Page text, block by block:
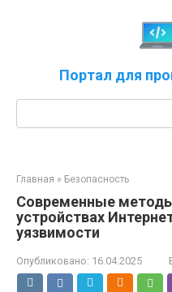
Портал для
Главная » Безопасность
Современные
устройствах
уязвимости
Опубликовано: 16.04.2025